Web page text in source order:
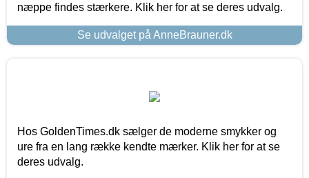
næppe findes stærkere. Klik her for at se deres udvalg.
Se udvalget på AnneBrauner.dk
Hos GoldenTimes.dk sælger de moderne smykker og
ure fra en lang række kendte mærker. Klik her for at se
deres udvalg.